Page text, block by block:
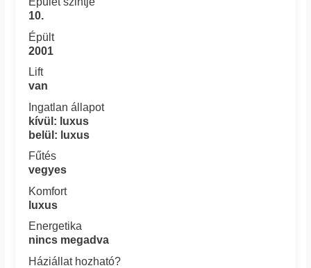
10.
Épült
2001
Lift
van
Ingatlan állapot
kívül: luxus
belül: luxus
Fűtés
vegyes
Komfort
luxus
Energetika
nincs megadva
Háziállat hozható?